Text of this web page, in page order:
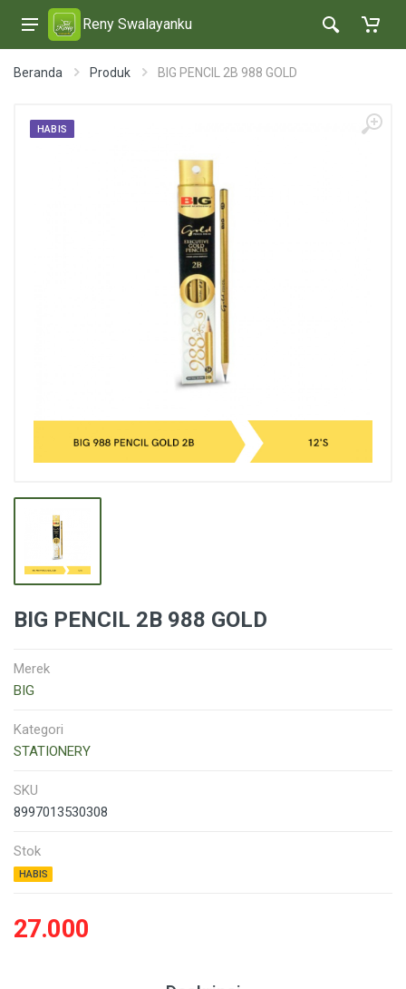
Reny Swalayanku
Beranda Produk BIG PENCIL 2B 988 GOLD
HABIS
BIG PENCIL 2B 988 GOLD
Merek
BIG
Kategori
STATIONERY
SKU
8997013530308
Stok
HABIS
27.000